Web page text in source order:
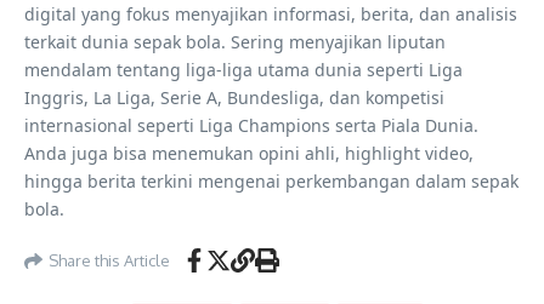
digital yang fokus menyajikan informasi, berita, dan analisis
terkait dunia sepak bola. Sering menyajikan liputan
mendalam tentang liga-liga utama dunia seperti Liga
Inggris, La Liga, Serie A, Bundesliga, dan kompetisi
internasional seperti Liga Champions serta Piala Dunia.
Anda juga bisa menemukan opini ahli, highlight video,
hingga berita terkini mengenai perkembangan dalam sepak
bola.
Share this Article